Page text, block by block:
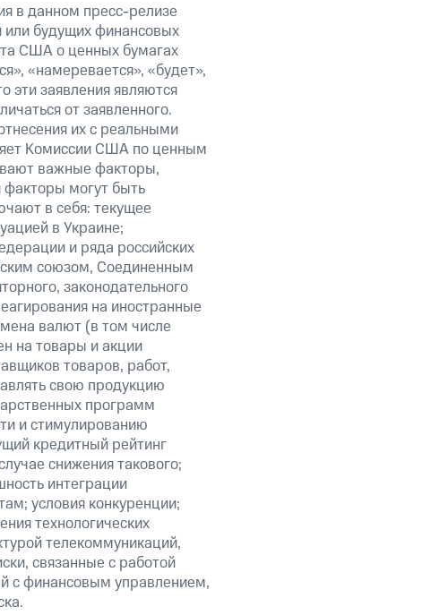
в данном пресс-релизе
будущих финансовых
США о ценных бумагах
«намеревается», «будет»,
заявления являются
от заявленного.
их с реальными
Комиссии США по ценным
важные факторы,
могут быть
в себя: текущее
в Украине;
и ряда российских
союзом, Соединенным
законодательного
на иностранные
валют (в том числе
на товары и акции
товаров, работ,
свою продукцию
программ
и стимулированию
кредитный рейтинг
снижения такового;
интеграции
условия конкуренции;
технологических
телекоммуникаций,
связанные с работой
с финансовым управлением,